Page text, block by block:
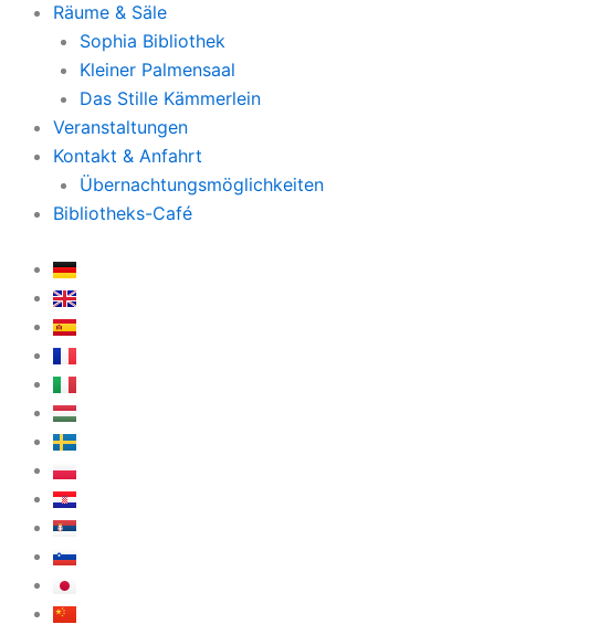
Räume & Säle
Sophia Bibliothek
Kleiner Palmensaal
Das Stille Kämmerlein
Veranstaltungen
Kontakt & Anfahrt
Übernachtungsmöglichkeiten
Bibliotheks-Café